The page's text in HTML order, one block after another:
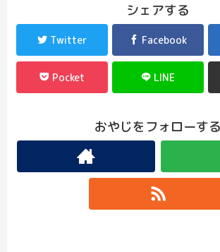
シェアする
Twitter Facebook
Pocket LINE
おやじをフォローする